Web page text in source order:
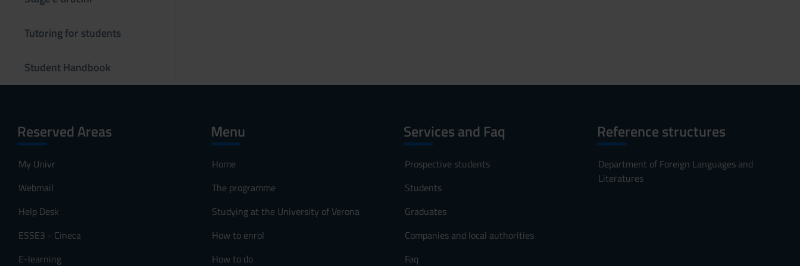
Tutoring for students
Student Handbook
Reserved Areas
My Univr
Webmail
Help Desk
ESSE3 - Cineca
E-learning
Menu
Home
The programme
Studying at the University of Verona
How to enrol
How to do
Services and Faq
Prospective students
Students
Graduates
Companies and local authorities
Faq
Reference structures
Department of Foreign Languages and
Literatures